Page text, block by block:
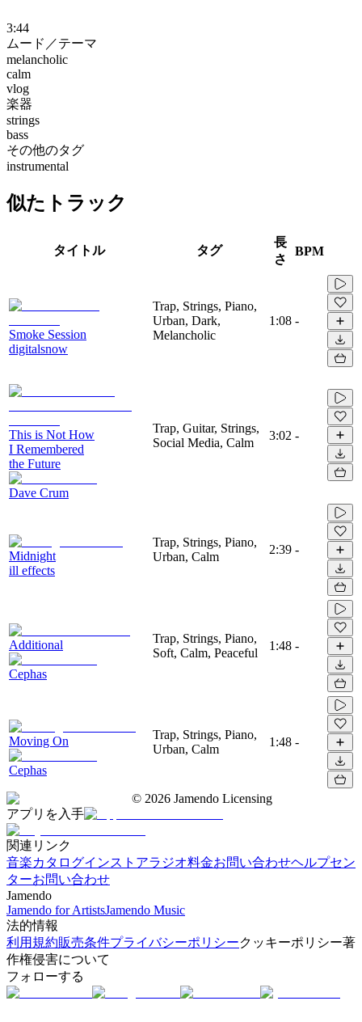
3:44
ムード／テーマ
melancholic
calm
vlog
楽器
strings
bass
その他のタグ
instrumental
似たトラック
タイトル タグ
長
さ
BPM
Smoke Session
digitalsnow
Trap, Strings, Piano,
Urban, Dark,
Melancholic
1:08 -
This is Not How
I Remembered
the Future
Dave Crum
Trap, Guitar, Strings,
Social Media, Calm
3:02 -
Midnight
ill effects
Trap, Strings, Piano,
Urban, Calm
2:39 -
Additional
Cephas
Trap, Strings, Piano,
Soft, Calm, Peaceful
1:48 -
Moving On
Cephas
Trap, Strings, Piano,
Urban, Calm
1:48 -
© 2026 Jamendo Licensing
アプリを入手
関連リンク
音楽カタログインストアラジオ料金お問い合わせヘルプセン
ターお問い合わせ
Jamendo
Jamendo for ArtistsJamendo Music
法的情報
利用規約販売条件プライバシーポリシークッキーポリシー著
作権侵害について
フォローする